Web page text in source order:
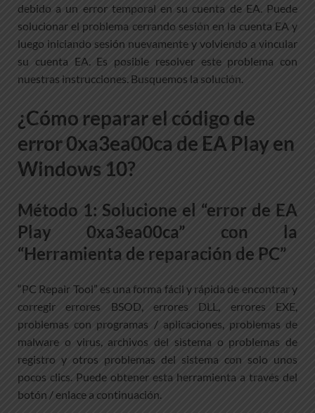
debido a un error temporal en su cuenta de EA. Puede
solucionar el problema cerrando sesión en la cuenta EA y
luego iniciando sesión nuevamente y volviendo a vincular
su cuenta EA. Es posible resolver este problema con
nuestras instrucciones. Busquemos la solución.
¿Cómo reparar el código de
error 0xa3ea00ca de EA Play en
Windows 10?
Método 1: Solucione el “error de EA
Play 0xa3ea00ca” con la
“Herramienta de reparación de PC”
“PC Repair Tool” es una forma fácil y rápida de encontrar y
corregir errores BSOD, errores DLL, errores EXE,
problemas con programas / aplicaciones, problemas de
malware o virus, archivos del sistema o problemas de
registro y otros problemas del sistema con solo unos
pocos clics. Puede obtener esta herramienta a través del
botón / enlace a continuación.